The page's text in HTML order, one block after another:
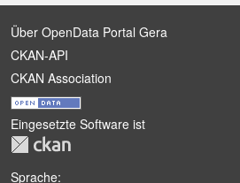
Über OpenData Portal Gera
CKAN-API
CKAN Association
Eingesetzte Software ist
Sprache